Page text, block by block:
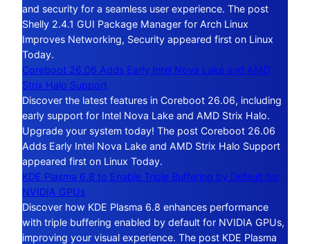
and security for a seamless user experience. The post
Shelly 2.4.1 GUI Package Manager for Arch Linux
Improves Networking, Security appeared first on Linux
Today.
Coreboot 26.06 Adds Early Intel Nova Lake and AMD
Strix Halo Support
Discover the latest features in Coreboot 26.06, including
early support for Intel Nova Lake and AMD Strix Halo.
Upgrade your system today! The post Coreboot 26.06
Adds Early Intel Nova Lake and AMD Strix Halo Support
appeared first on Linux Today.
KDE Plasma 6.8 to Enable Triple Buffering by Default for
NVIDIA GPUs
Discover how KDE Plasma 6.8 enhances performance
with triple buffering enabled by default for NVIDIA GPUs,
improving your visual experience. The post KDE Plasma